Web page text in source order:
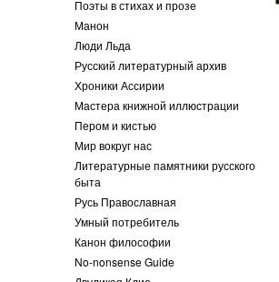
Поэты в стихах и прозе
Манон
Люди Льда
Русский литературный архив
Хроники Ассирии
Мастера книжной иллюстрации
Пером и кистью
Мир вокруг нас
Литературные памятники русского
быта
Русь Православная
Умный потребитель
Канон философии
No-nonsense Guide